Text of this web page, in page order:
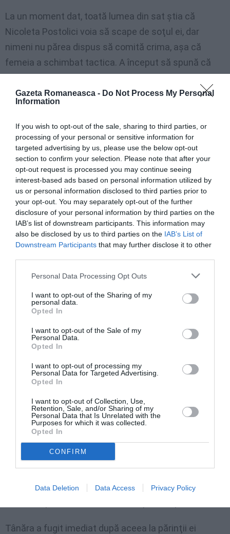
Gazeta Romaneasca - Do Not Process My Personal
Information
If you wish to opt-out of the sale, sharing to third parties, or
processing of your personal or sensitive information for
targeted advertising by us, please use the below opt-out
section to confirm your selection. Please note that after your
opt-out request is processed you may continue seeing
interest-based ads based on personal information utilized by
us or personal information disclosed to third parties prior to
your opt-out. You may separately opt-out of the further
disclosure of your personal information by third parties on the
IAB’s list of downstream participants. This information may
also be disclosed by us to third parties on the IAB’s List of
Downstream Participants that may further disclose it to other
Personal Data Processing Opt Outs
I want to opt-out of the Sharing of my
personal data.
Opted In
I want to opt-out of the Sale of my
Personal Data.
Opted In
I want to opt-out of processing my
Personal Data for Targeted Advertising.
Opted In
I want to opt-out of Collection, Use,
Retention, Sale, and/or Sharing of my
Personal Data that Is Unrelated with the
Purposes for which it was collected.
Opted In
CONFIRM
Data Deletion Data Access Privacy Policy
La un moment dat, toată lumea din sat ştia că
Nicoleta Postolici voia să scape de soţul ei, dar
nimeni nu părea dispus să comită crima, aşa că
femeia a schimbat tactica. A început să spună că
soţul ei o bătea, dar fără să îi lase urme.
Atât ea, cât şi amantul au început să poarte
cercul lor de apropiaţi, ca să îi ajute la „grăbirea
sfârşitului unui italian care oricum era pe moarte,
contra unei sume de bani”. Familia lui George Andrei
Huţănaşu i-a cerut în repetate rânduri să rupă relaţia
cu Nicoleta Postolici, dar tânărul părea intrat în
transă şi nici nu a vrut să audă.
În cele din urmă, amantul său de 21 de ani, George
Andrei Huţănaşu, şi un alt bărbat, Adrian Bogdan
În ziua fatidică, pe 30.12.2019, Nicoleta Postolici a
moartea partenerului său de viaţă. Timp de luni de
este bătută de soţul ei, deşi nu avea niciodată urme
de violenţă pe corp.
I-au înfipt o ţeavă metalică în cap şi l-au
lăsat într-o baltă de sânge.
În ziua crimei, Nicoleta Postolici şi-a provocat soţul
să o lovească, intrând într-un conflict cu el. Bărbatul
era băut bine şi a tras-o mai întâi de păr, iar apoi a
Tânăra a fugit imediat după aceea la părinţii ei